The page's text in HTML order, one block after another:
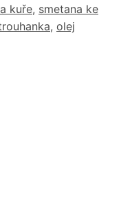
kuře, smetana ke
, olej